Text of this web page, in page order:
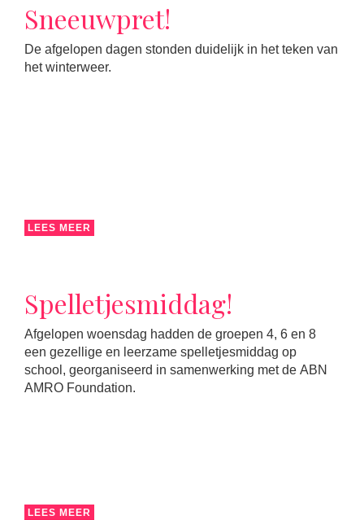
Sneeuwpret!
De afgelopen dagen stonden duidelijk in het teken van
het winterweer.
LEES MEER
Spelletjesmiddag!
Afgelopen woensdag hadden de groepen 4, 6 en 8
een gezellige en leerzame spelletjesmiddag op
school, georganiseerd in samenwerking met de ABN
AMRO Foundation.
LEES MEER